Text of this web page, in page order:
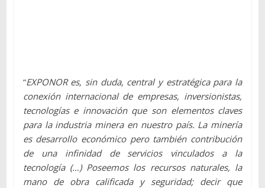
“EXPONOR es, sin duda, central y estratégica para la
conexión internacional de empresas, inversionistas,
tecnologías e innovación que son elementos claves
para la industria minera en nuestro país. La minería
es desarrollo económico pero también contribución
de una infinidad de servicios vinculados a la
tecnología (…) Poseemos los recursos naturales, la
mano de obra calificada y seguridad; decir que